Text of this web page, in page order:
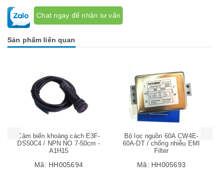
Chat ngay để nhận tư vấn
Sản phẩm liên quan
Cảm biến khoảng cách E3F-
DS50C4 / NPN NO 7-50cm -
A1H15
Mã: HH005694
Bộ lọc nguồn 60A CW4E-
60A-DT / chống nhiễu EMI
Filter
Mã: HH005693
Mua hàng